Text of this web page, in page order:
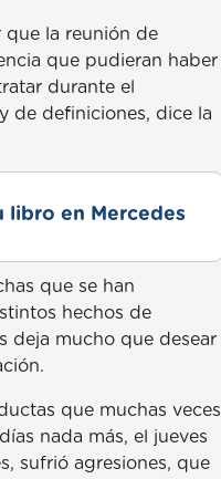
que la reunión de
que pudieran haber
durante el
de definiciones, dice la
libro en Mercedes
que se han
hechos de
deja mucho que desear
que muchas veces
nada más, el jueves
sufrió agresiones, que